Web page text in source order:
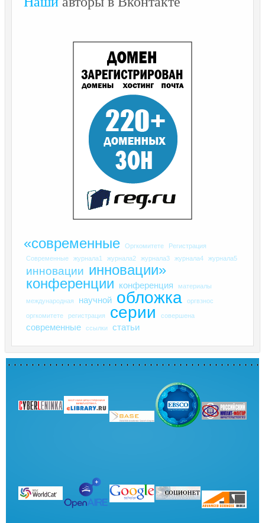
«современные Оргкомитете
Регистрация
Современные
журнала1 журнала2 журнала3 журнала4 журнала5
инновации инновации»
конференции
конференция материалы
международная научной обложка оргвзнос
оргкомитете регистрация серии совершена
современные ссылки статьи